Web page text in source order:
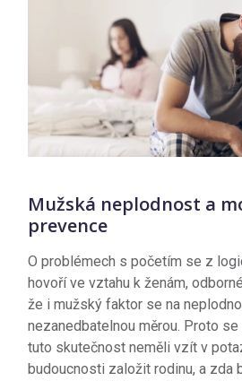
Mužská neplodnost a
prevence
O problémech s početím se z
hovoří ve vztahu k ženám,
že i mužský faktor se na
nezanedbatelnou měrou. Proto
tuto skutečnost neměli vzít v
budoucnosti založit rodinu, a zda